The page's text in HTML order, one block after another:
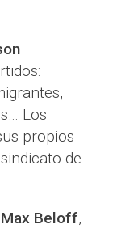
Los
propios
de
Beloff,